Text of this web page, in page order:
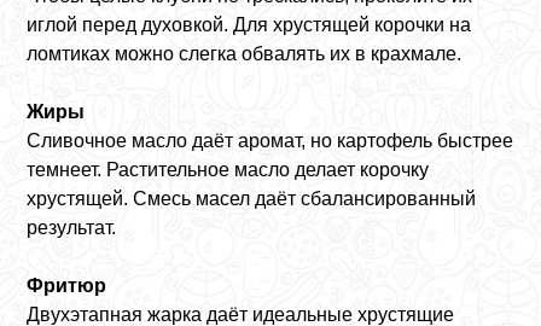
иглой перед духовкой. Для хрустящей корочки на
ломтиках можно слегка обвалять их в крахмале.
Жиры
Сливочное масло даёт аромат, но картофель быстрее
темнеет. Растительное масло делает корочку
хрустящей. Смесь масел даёт сбалансированный
результат.
Фритюр
Двухэтапная жарка даёт идеальные хрустящие